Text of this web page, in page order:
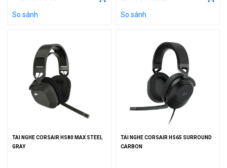
So sánh So sánh
TAI NGHE CORSAIR HS80 MAX STEEL
GRAY
TAI NGHE CORSAIR HS65 SURROUND
CARBON